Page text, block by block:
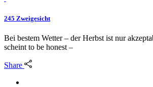
245 Zweigesicht
Bei bestem Wetter – der Herbst ist nur
scheint to be honest –
Share